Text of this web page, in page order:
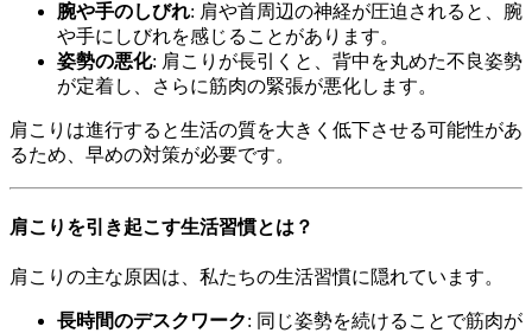
腕や手のしびれ: 肩や首周辺の神経が圧迫されると、腕
や手にしびれを感じることがあります。
姿勢の悪化: 肩こりが長引くと、背中を丸めた不良姿勢
が定着し、さらに筋肉の緊張が悪化します。
肩こりは進行すると生活の質を大きく低下させる可能性があ
るため、早めの対策が必要です。
肩こりを引き起こす生活習慣とは？
肩こりの主な原因は、私たちの生活習慣に隠れています。
長時間のデスクワーク: 同じ姿勢を続けることで筋肉が